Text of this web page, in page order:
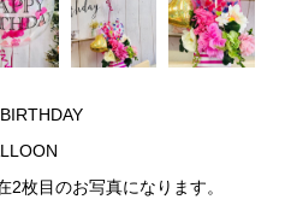
枚目のお写真になります。